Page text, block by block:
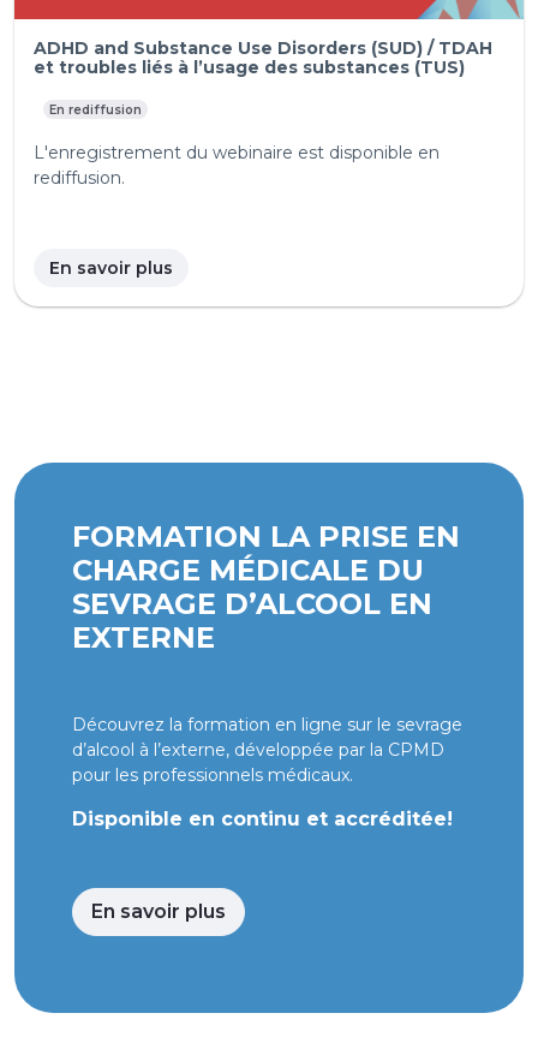
ADHD and Substance Use Disorders (SUD) / TDAH
et troubles liés à l’usage des substances (TUS)
En rediffusion
L'enregistrement du webinaire est disponible en
rediffusion.
En savoir plus
FORMATION LA PRISE EN
CHARGE MÉDICALE DU
SEVRAGE D’ALCOOL EN
EXTERNE
Découvrez la formation en ligne sur le sevrage
d’alcool à l’externe, développée par la CPMD
pour les professionnels médicaux.
Disponible en continu et accréditée!
En savoir plus